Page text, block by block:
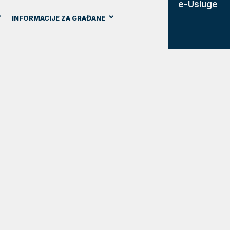
INFORMACIJE ZA GRAĐANE
e-Usluge